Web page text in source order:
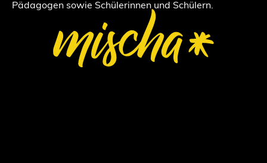
Pädagogen sowie Schülerinnen und Schülern.